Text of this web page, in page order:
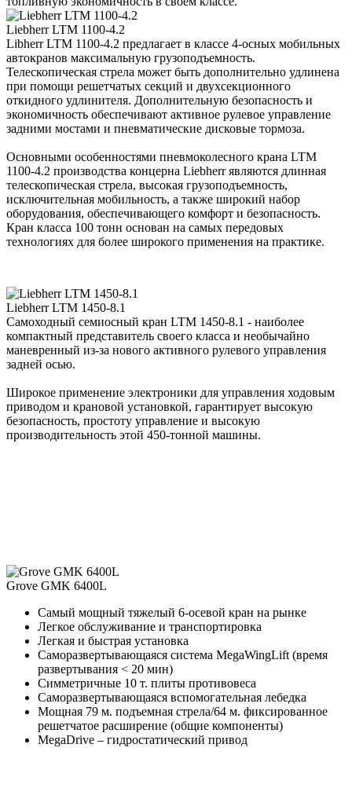
Liebherr LTM 1100-4.2
Libherr LTM 1100-4.2 предлагает в классе 4-осных мобильных
автокранов максимальную грузоподъемность.
Телескопическая стрела может быть дополнительно удлинена
при помощи решетчатых секций и двухсекционного
откидного удлинителя. Дополнительную безопасность и
экономичность обеспечивают активное рулевое управление
задними мостами и пневматические дисковые тормоза.
Основными особенностями пневмоколесного крана LTM
1100-4.2 производства концерна Liebherr являются длинная
телескопическая стрела, высокая грузоподъемность,
исключительная мобильность, а также широкий набор
оборудования, обеспечивающего комфорт и безопасность.
Кран класса 100 тонн основан на самых передовых
технологиях для более широкого применения на практике.
Liebherr LTM 1450-8.1
Самоходный семиосный кран LTM 1450-8.1 - наиболее
компактный представитель своего класса и необычайно
маневренный из-за нового активного рулевого управления
задней осью.
Широкое применение электроники для управления ходовым
приводом и крановой установкой, гарантирует высокую
безопасность, простоту управление и высокую
производительность этой 450-тонной машины.
Grove GMK 6400L
Самый мощный тяжелый 6-осевой кран на рынке
Легкое обслуживание и транспортировка
Легкая и быстрая установка
Саморазвертывающаяся система MegaWingLift (время
развертывания < 20 мин)
Симметричные 10 т. плиты противовеса
Саморазвертывающаяся вспомогательная лебедка
Мощная 79 м. подъемная стрела/64 м. фиксированное
решетчатое расширение (общие компоненты)
MegaDrive – гидростатический привод